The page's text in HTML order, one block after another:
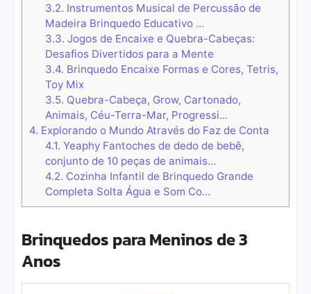
3.2. Instrumentos Musical de Percussão de
Madeira Brinquedo Educativo …
3.3. Jogos de Encaixe e Quebra-Cabeças:
Desafios Divertidos para a Mente
3.4. Brinquedo Encaixe Formas e Cores, Tetris,
Toy Mix
3.5. Quebra-Cabeça, Grow, Cartonado,
Animais, Céu-Terra-Mar, Progressi…
4. Explorando o Mundo Através do Faz de Conta
4.1. Yeaphy Fantoches de dedo de bebê,
conjunto de 10 peças de animais…
4.2. Cozinha Infantil de Brinquedo Grande
Completa Solta Água e Som Co…
Brinquedos para Meninos de 3
Anos